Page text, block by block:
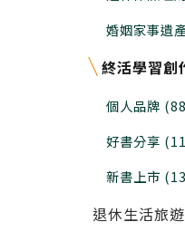
婚姻家事遺
終活學習
個人品牌
好書分享
新書上市
退休生活旅